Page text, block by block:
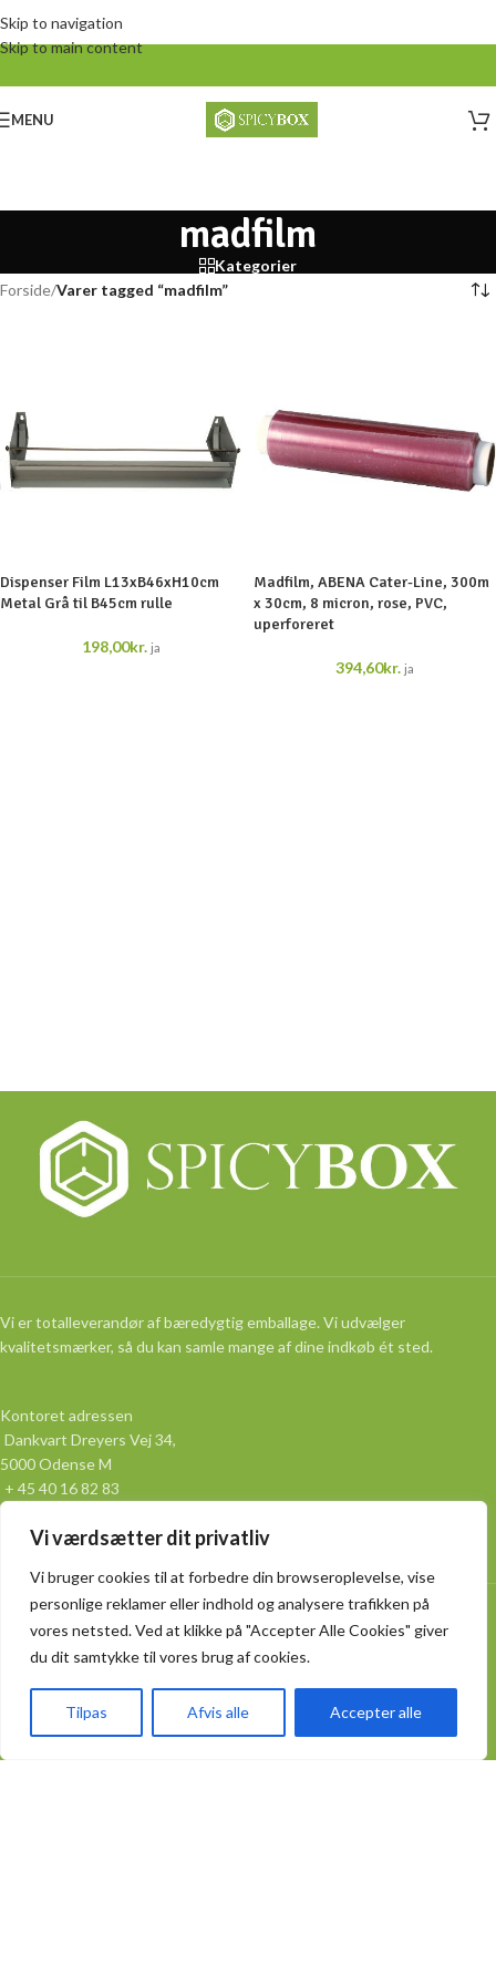
Vi værdsætter dit privatliv
Vi bruger cookies til at forbedre din browseroplevelse, vise
personlige reklamer eller indhold og analysere trafikken på
vores netsted. Ved at klikke på "Accepter Alle Cookies" giver
du dit samtykke til vores brug af cookies.
Tilpas Afvis alle Accepter alle
Skip to navigation
Skip to main content
MENU
madfilm
Kategorier
Forside/Varer tagged “madfilm”
Dispenser Film L13xB46xH10cm
Metal Grå til B45cm rulle
198,00kr. ja
Madfilm, ABENA Cater-Line, 300m
x 30cm, 8 micron, rose, PVC,
uperforeret
394,60kr. ja
Vi er totalleverandør af bæredygtig emballage. Vi udvælger
kvalitetsmærker, så du kan samle mange af dine indkøb ét sted.
Kontoret adressen
Dankvart Dreyers Vej 34,
5000 Odense M
+ 45 40 16 82 83
info@spicybox.dk
Lager adressen
Slettensvej 55 hal.12 ,